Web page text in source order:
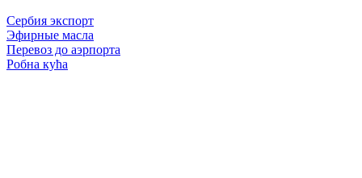
Сербия экспорт
Эфирные масла
Перевоз до аэрпорта
Робна кућа